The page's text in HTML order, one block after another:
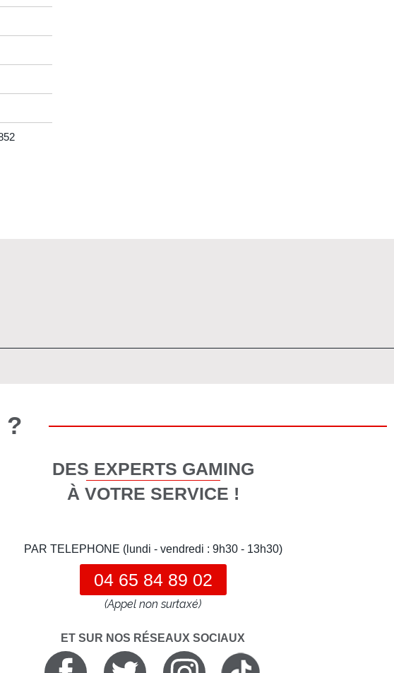
?
DES EXPERTS GAMING
À VOTRE SERVICE !
PAR TELEPHONE (lundi - vendredi : 9h30 - 13h30)
04 65 84 89 02
(Appel non surtaxé)
ET SUR NOS RÉSEAUX SOCIAUX